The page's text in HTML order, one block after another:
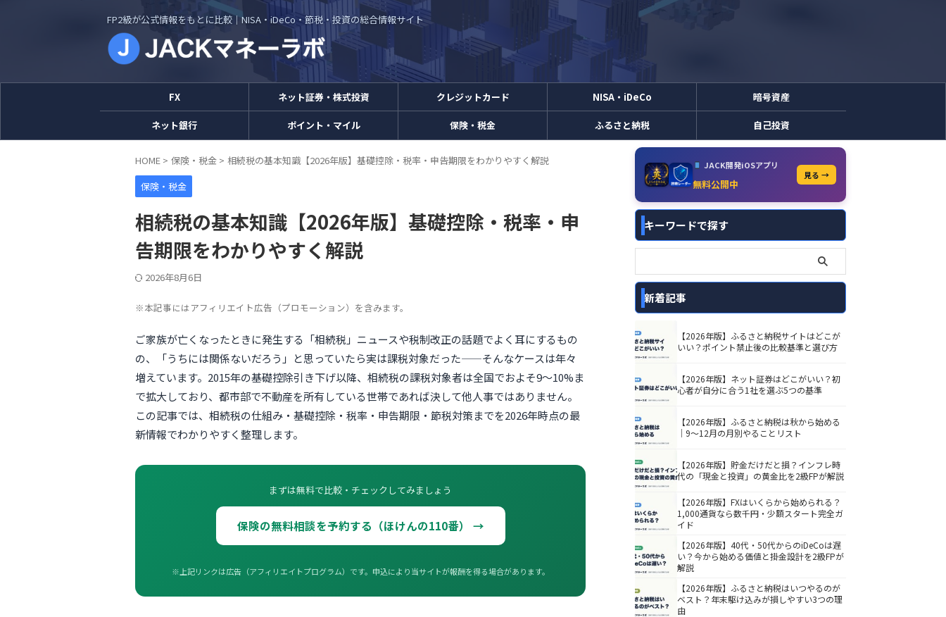
FP2級が公式情報をもとに比較｜NISA・iDeCo・節税・投資の総合情報サイト
FX ネット証券・株式投資 クレジットカード NISA・iDeCo 暗号資産
ネット銀行 ポイント・マイル 保険・税金 ふるさと納税 自己投資
HOME > 保険・税金 > 相続税の基本知識【2026年版】基礎控除・税率・申告期限をわかりやすく解説
保険・税金
相続税の基本知識【2026年版】基礎控除・税率・申
告期限をわかりやすく解説
2026年8月6日
※本記事にはアフィリエイト広告（プロモーション）を含みます。
ご家族が亡くなったときに発生する「相続税」ニュースや税制改正の話題でよく耳にするもの
の、「うちには関係ないだろう」と思っていたら実は課税対象だった——そんなケースは年々
増えています。2015年の基礎控除引き下げ以降、相続税の課税対象者は全国でおよそ9〜10%ま
で拡大しており、都市部で不動産を所有している世帯であれば決して他人事ではありません。
この記事では、相続税の仕組み・基礎控除・税率・申告期限・節税対策までを2026年時点の最
新情報でわかりやすく整理します。
まずは無料で比較・チェックしてみましょう
保険の無料相談を予約する（ほけんの110番） →
※上記リンクは広告（アフィリエイトプログラム）です。申込により当サイトが報酬を得る場合があります。
JACK開発iOSアプリ
無料公開中
見る →
キーワードで探す
新着記事
【2026年版】ふるさと納税サイトはどこが
いい？ポイント禁止後の比較基準と選び方
【2026年版】ネット証券はどこがいい？初
心者が自分に合う1社を選ぶ5つの基準
【2026年版】ふるさと納税は秋から始める
｜9〜12月の月別やることリスト
【2026年版】貯金だけだと損？インフレ時
代の「現金と投資」の黄金比を2級FPが解説
【2026年版】FXはいくらから始められる？
1,000通貨なら数千円・少額スタート完全ガ
イド
【2026年版】40代・50代からのiDeCoは遅
い？今から始める価値と掛金設計を2級FPが
解説
【2026年版】ふるさと納税はいつやるのが
ベスト？年末駆け込みが損しやすい3つの理
由